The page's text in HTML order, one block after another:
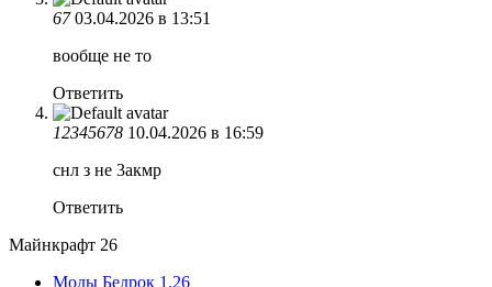
67 03.04.2026 в 13:51
вообще не то
Ответить
12345678 10.04.2026 в 16:59
снл з не 3акмр
Ответить
Майнкрафт 26
Моды Бедрок 1.26